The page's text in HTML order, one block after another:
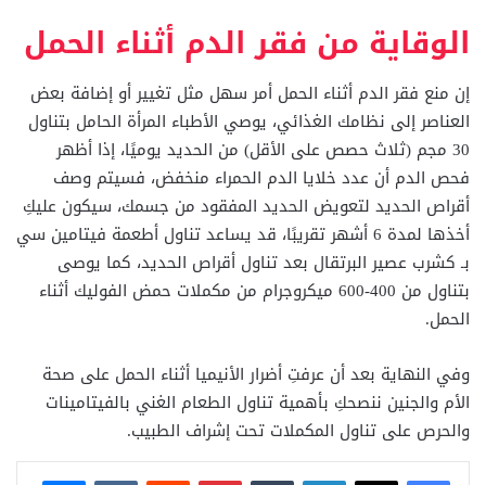
الوقاية من فقر الدم أثناء الحمل
إن منع فقر الدم أثناء الحمل أمر سهل مثل تغيير أو إضافة بعض
العناصر إلى نظامك الغذائي، يوصي الأطباء المرأة الحامل بتناول
30 مجم (ثلاث حصص على الأقل) من الحديد يوميًا، إذا أظهر
فحص الدم أن عدد خلايا الدم الحمراء منخفض، فسيتم وصف
أقراص الحديد لتعويض الحديد المفقود من جسمك، سيكون عليكِ
أخذها لمدة 6 أشهر تقريبًا، قد يساعد تناول أطعمة فيتامين سي
بـ كشرب عصير البرتقال بعد تناول أقراص الحديد، كما يوصى
بتناول من 400-600 ميكروجرام من مكملات حمض الفوليك أثناء
الحمل.
وفي النهاية بعد أن عرفتِ أضرار الأنيميا أثناء الحمل على صحة
الأم والجنين ننصحكِ بأهمية تناول الطعام الغني بالفيتامينات
والحرص على تناول المكملات تحت إشراف الطبيب.
فيسبوكX لينكدإن بينتيريست
ماسنجر